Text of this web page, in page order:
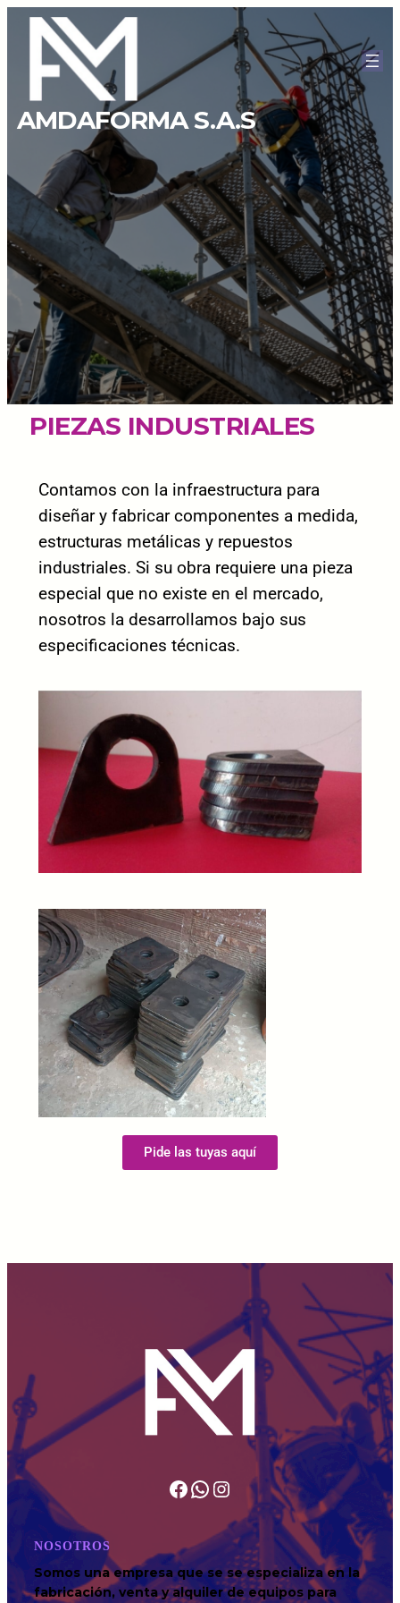
AMDAFORMA S.A.S
PIEZAS INDUSTRIALES
Contamos con la infraestructura para
diseñar y fabricar componentes a medida,
estructuras metálicas y repuestos
industriales. Si su obra requiere una pieza
especial que no existe en el mercado,
nosotros la desarrollamos bajo sus
especificaciones técnicas.
Pide las tuyas aquí
NOSOTROS
Somos una empresa que se se especializa en la
fabricación, venta y alquiler de equipos para